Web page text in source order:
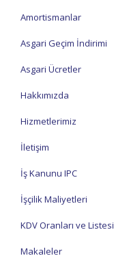
Amortismanlar
Asgari Geçim İndirimi
Asgari Ücretler
Hakkımızda
Hizmetlerimiz
İletişim
İş Kanunu IPC
İşçilik Maliyetleri
KDV Oranları ve Listesi
Makaleler